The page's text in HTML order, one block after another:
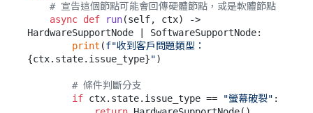
# 宣告這個節點可能會回傳硬體節點，或是軟體節點
async def run(self, ctx) ->
HardwareSupportNode | SoftwareSupportNode:
print (f"收到客戶問題類型：
{ctx.state.issue_type}")
# 條件判斷分支
if ctx.state.issue_type == "螢幕破裂" :